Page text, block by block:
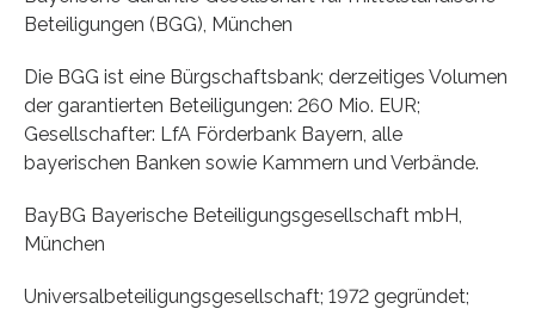
Beteiligungen (BGG), München
Die BGG ist eine Bürgschaftsbank; derzeitiges Volumen
der garantierten Beteiligungen: 260 Mio. EUR;
Gesellschafter: LfA Förderbank Bayern, alle
bayerischen Banken sowie Kammern und Verbände.
BayBG Bayerische Beteiligungsgesellschaft mbH,
München
Universalbeteiligungsgesellschaft; 1972 gegründet;